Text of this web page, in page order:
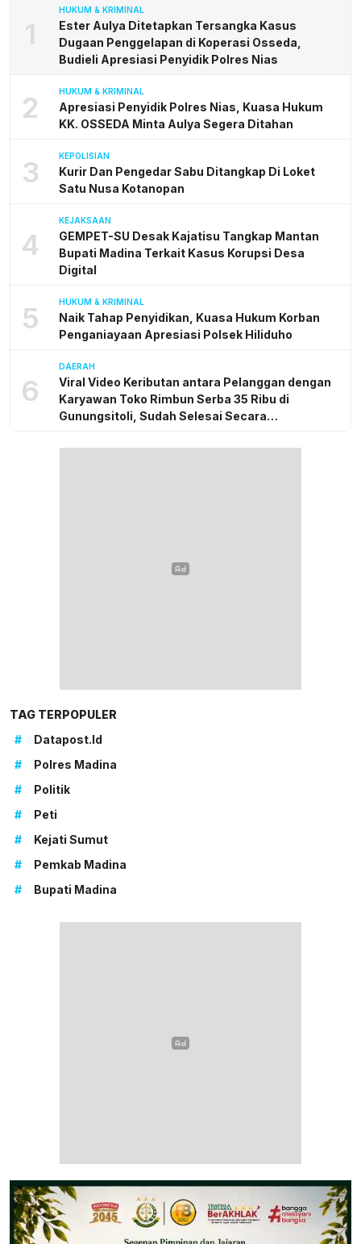
1
HUKUM & KRIMINAL
Ester Aulya Ditetapkan Tersangka Kasus
Dugaan Penggelapan di Koperasi Osseda,
Budieli Apresiasi Penyidik Polres Nias
2 HUKUM & KRIMINAL
Apresiasi Penyidik Polres Nias, Kuasa Hukum
KK. OSSEDA Minta Aulya Segera Ditahan
3 KEPOLISIAN
Kurir Dan Pengedar Sabu Ditangkap Di Loket
Satu Nusa Kotanopan
4
KEJAKSAAN
GEMPET-SU Desak Kajatisu Tangkap Mantan
Bupati Madina Terkait Kasus Korupsi Desa
Digital
5 HUKUM & KRIMINAL
Naik Tahap Penyidikan, Kuasa Hukum Korban
Penganiayaan Apresiasi Polsek Hiliduho
6
DAERAH
Viral Video Keributan antara Pelanggan dengan
Karyawan Toko Rimbun Serba 35 Ribu di
Gunungsitoli, Sudah Selesai Secara
TAG TERPOPULER
#
Datapost.id
#
Polres Madina
#
Politik
#
Peti
#
Kejati Sumut
#
Pemkab Madina
#
Bupati Madina